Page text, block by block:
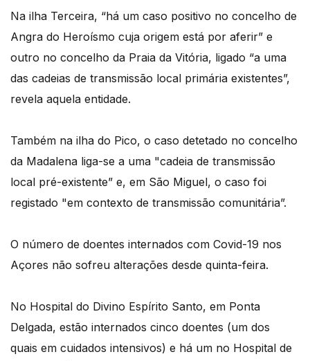
Na ilha Terceira, “há um caso positivo no concelho de
Angra do Heroísmo cuja origem está por aferir” e
outro no concelho da Praia da Vitória, ligado “a uma
das cadeias de transmissão local primária existentes”,
revela aquela entidade.
Também na ilha do Pico, o caso detetado no concelho
da Madalena liga-se a uma "cadeia de transmissão
local pré-existente” e, em São Miguel, o caso foi
registado "em contexto de transmissão comunitária”.
O número de doentes internados com Covid-19 nos
Açores não sofreu alterações desde quinta-feira.
No Hospital do Divino Espírito Santo, em Ponta
Delgada, estão internados cinco doentes (um dos
quais em cuidados intensivos) e há um no Hospital de